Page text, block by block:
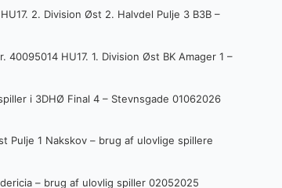
2. Division Øst 2. Halvdel Pulje 3 B3B –
HU17. 1. Division Øst BK Amager 1 –
i 3DHØ Final 4 – Stevnsgade 01062026
Pulje 1 Nakskov – brug af ulovlige spillere
– brug af ulovlig spiller 02052025